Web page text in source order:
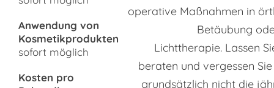
Anwendung von
Kosmetikprodukten
sofort möglich
Kosten pro
operative Maßnahmen in
Betäubung
Lichttherapie. Lassen
beraten und vergessen
grundsätzlich nicht die